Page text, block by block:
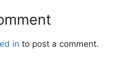
in to post a comment.